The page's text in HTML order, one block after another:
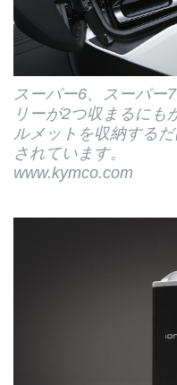
スーパー6、スーパー
リーが2つ収まるにも
ルメットを収納する
されています。
www.kymco.com